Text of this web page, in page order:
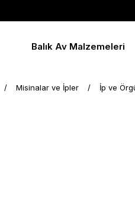
Balık Av Malzemeleri
Misinalar ve İpler İp ve